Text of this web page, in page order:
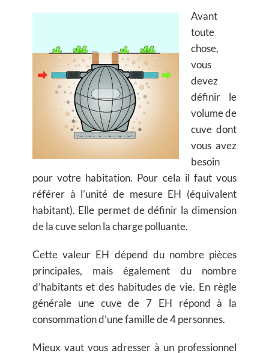
Avant
toute
chose,
vous
devez
définir le
volume de
cuve dont
vous avez
besoin
pour votre habitation. Pour cela il faut vous
référer à l’unité de mesure EH (équivalent
habitant). Elle permet de définir la dimension
de la cuve selon la charge polluante.
Cette valeur EH dépend du nombre pièces
principales, mais également du nombre
d’habitants et des habitudes de vie. En règle
générale une cuve de 7 EH répond à la
consommation d’une famille de 4 personnes.
Mieux vaut vous adresser à un professionnel